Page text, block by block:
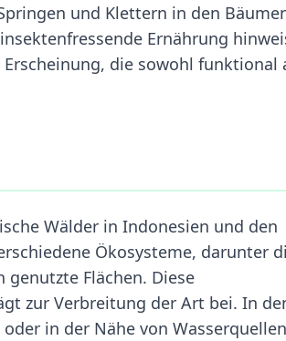
und Klettern in den
Ernährung
die sowohl funktional
Wälder in Indonesien und den
Ökosysteme, darunter
Flächen. Diese
zur Verbreitung der Art bei. In
in der Nähe von